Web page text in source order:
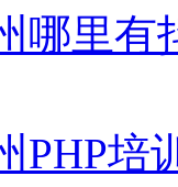
哪里有
PHP培